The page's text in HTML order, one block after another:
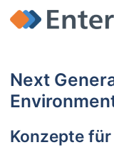
Next
Konzepte